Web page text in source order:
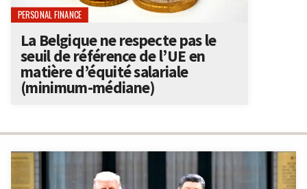
PERSONAL FINANCE
La Belgique ne respecte pas le
seuil de référence de l’UE en
matière d’équité salariale
(minimum-médiane)